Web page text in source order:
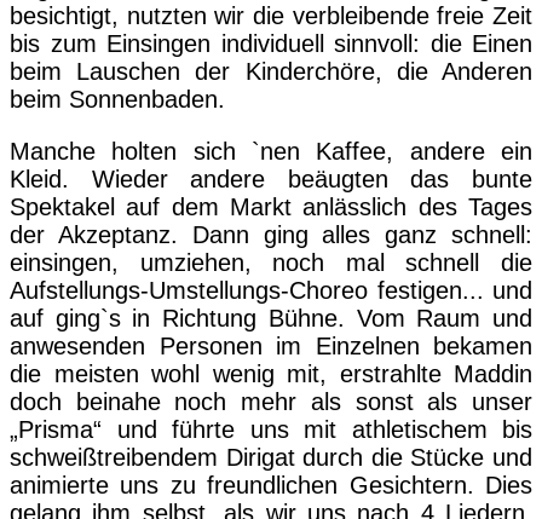
besichtigt, nutzten wir die verbleibende freie Zeit
bis zum Einsingen individuell sinnvoll: die Einen
beim Lauschen der Kinderchöre, die Anderen
beim Sonnenbaden.
Manche holten sich `nen Kaffee, andere ein
Kleid. Wieder andere beäugten das bunte
Spektakel auf dem Markt anlässlich des Tages
der Akzeptanz. Dann ging alles ganz schnell:
einsingen, umziehen, noch mal schnell die
Aufstellungs-Umstellungs-Choreo festigen... und
auf ging`s in Richtung Bühne. Vom Raum und
anwesenden Personen im Einzelnen bekamen
die meisten wohl wenig mit, erstrahlte Maddin
doch beinahe noch mehr als sonst als unser
„Prisma“ und führte uns mit athletischem bis
schweißtreibendem Dirigat durch die Stücke und
animierte uns zu freundlichen Gesichtern. Dies
gelang ihm selbst, als wir uns nach 4 Liedern,